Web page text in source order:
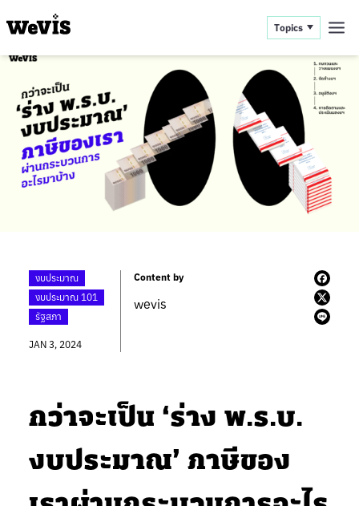
Topics
งบประมาณ
งบประมาณ 101
รัฐสภา
JAN 3, 2024
Content by
wevis
กว่าจะเป็น ‘ร่าง พ.ร.บ.
งบประมาณ’ ภาษีของ